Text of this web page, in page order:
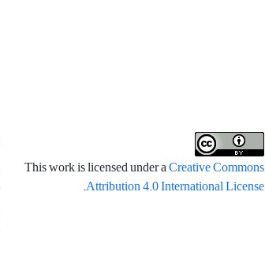
This work is licensed under aCreative Commons
Attribution 4.0 International License
.